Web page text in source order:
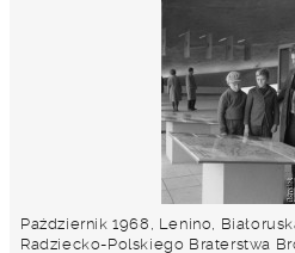
Październik 1968, Lenino,
Radziecko-Polskiego Braterstwa